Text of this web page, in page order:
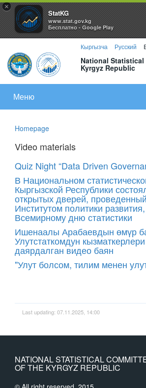
×
StatKG
www.stat.gov.kg
Бесплатно - Google Play
Кыргызча Русский
National
Kyrgyz Republic
Меню
Homepage
Video materials
Quiz Night “Data Driven
В Национальном
Кыргызской Республики
открытых дверей,
Институтом политики
Всемирному дню статистики
Ишенаалы Арабаевдын өмүр
Улутстаткомдун
даярдалган видео баян
"Улут болсом, тилим менен
Last updating: 07.11.2025, 14:00
NATIONAL STATISTICAL
OF THE KYRGYZ REPUBLIC